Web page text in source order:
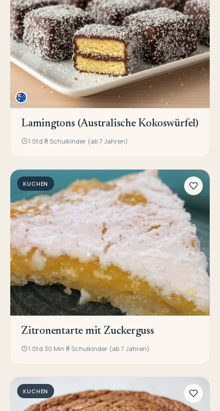
Lamingtons (Australische Kokoswürfel)
1 Std Schulkinder (ab 7 Jahren)
KUCHEN
Zitronentarte mit Zuckerguss
1 Std 30 Min Schulkinder (ab 7 Jahren)
KUCHEN